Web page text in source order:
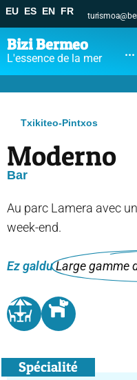
EU ES EN FR
Bizi Bermeo
L'essence de la mer ...
Txikiteo-Pintxos
Moderno
Bar
Au parc Lamera avec
week-end.
Ez galduLarge gamme
Spécialité